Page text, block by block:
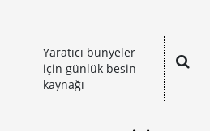
Yaratıcı bünyeler
için günlük besin
kaynağı